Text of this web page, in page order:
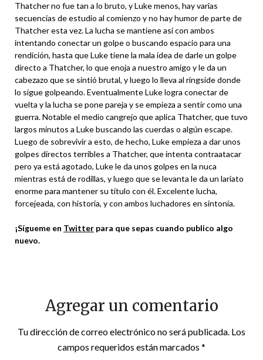
Thatcher no fue tan a lo bruto, y Luke menos, hay varias
secuencias de estudio al comienzo y no hay humor de parte de
Thatcher esta vez. La lucha se mantiene así con ambos
intentando conectar un golpe o buscando espacio para una
rendición, hasta que Luke tiene la mala idea de darle un golpe
directo a Thatcher, lo que enoja a nuestro amigo y le da un
cabezazo que se sintió brutal, y luego lo lleva al ringside donde
lo sigue golpeando. Eventualmente Luke logra conectar de
vuelta y la lucha se pone pareja y se empieza a sentir como una
guerra. Notable el medio cangrejo que aplica Thatcher, que tuvo
largos minutos a Luke buscando las cuerdas o algún escape.
Luego de sobrevivir a esto, de hecho, Luke empieza a dar unos
golpes directos terribles a Thatcher, que intenta contraatacar
pero ya está agotado, Luke le da unos golpes en la nuca
mientras está de rodillas, y luego que se levanta le da un lariato
enorme para mantener su título con él. Excelente lucha,
forcejeada, con historia, y con ambos luchadores en sintonía.
¡Sígueme en Twitter para que sepas cuando publico algo
nuevo.
Agregar un comentario
Tu dirección de correo electrónico no será publicada. Los
campos requeridos están marcados *